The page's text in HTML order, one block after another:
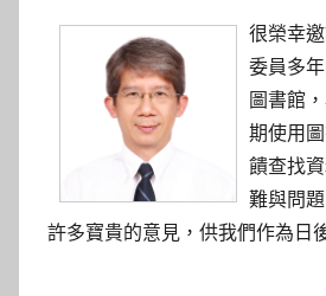
書
考
很榮幸
委員多
圖書館
期使用
饋查找
難與問
許多寶貴的意見，供我們作為日